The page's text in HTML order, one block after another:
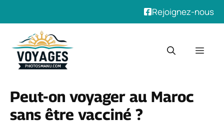
Rejoignez-nous
contenu
Peut-on voyager au Maroc
sans être vacciné ?